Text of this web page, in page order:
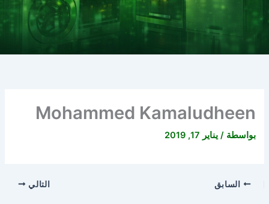
Mohammed Kamaludheen
بواسطة /يناير 17, 2019
السابق التالي